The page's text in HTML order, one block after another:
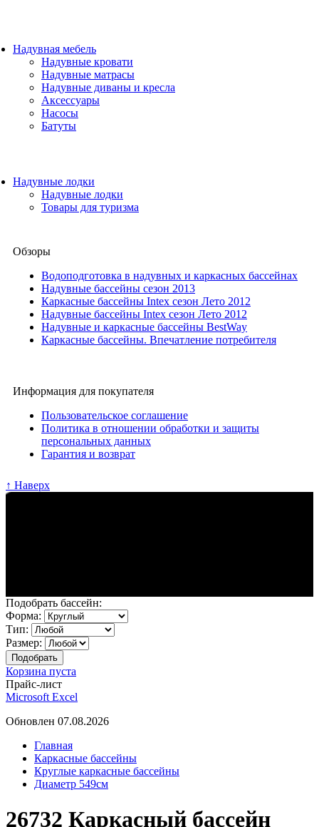
Надувная мебель
Надувные кровати
Надувные матрасы
Надувные диваны и кресла
Аксессуары
Насосы
Батуты
Надувные лодки
Надувные лодки
Товары для туризма
Обзоры
Водоподготовка в надувных и каркасных бассейнах
Надувные бассейны сезон 2013
Каркасные бассейны Intex сезон Лето 2012
Надувные бассейны Intex сезон Лето 2012
Надувные и каркасные бассейны BestWay
Каркасные бассейны. Впечатление потребителя
Информация для покупателя
Пользовательское соглашение
Политика в отношении обработки и защиты
персональных данных
Гарантия и возврат
↑ Наверх
Подобрать бассейн:
Форма:
Тип:
Размер:
Корзина пуста
Прайс-лист
Microsoft Excel
Обновлен 07.08.2026
Главная
Каркасные бассейны
Круглые каркасные бассейны
Диаметр 549см
26732 Каркасный бассейн